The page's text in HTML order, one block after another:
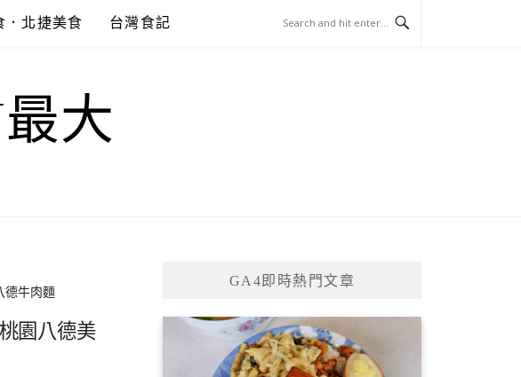
．北捷美食 台灣食記
大
德牛肉麵
園八德美
GA4即時熱門文章